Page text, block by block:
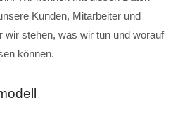
Kunden, Mitarbeiter und
wir stehen, was wir tun und worauf
können.